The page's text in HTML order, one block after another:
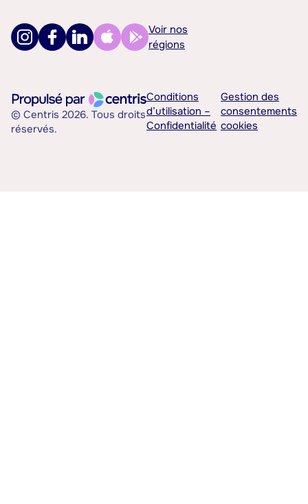
Voir nos
régions
© Centris 2026. Tous droits
réservés.
Conditions
d’utilisation –
Confidentialité
Gestion des
consentements
cookies